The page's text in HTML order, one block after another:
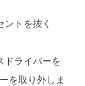
ントを抜く
ドライバーを
を取り外しま